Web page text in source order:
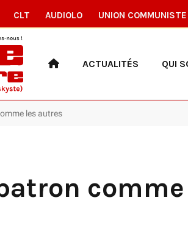
CLT AUDIOLO UNION
ACTUALITÉS QUI
les autres